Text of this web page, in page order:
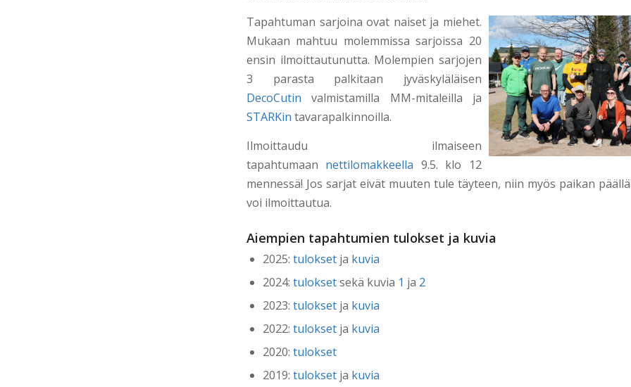
Tapahtuman sarjoina ovat naiset ja miehet.
Mukaan mahtuu molemmissa sarjoissa 20
ensin ilmoittautunutta. Molempien sarjojen
3 parasta palkitaan jyväskyläläisen
DecoCutin valmistamilla MM-mitaleilla ja
STARKin tavarapalkinnoilla.
Ilmoittaudu ilmaiseen
tapahtumaan nettilomakkeella 9.5. klo 12
mennessä! Jos sarjat eivät muuten tule täyteen, niin myös paikan
voi ilmoittautua.
Aiempien tapahtumien tulokset ja kuvia
2025:tulokset ja kuvia
2024:tuloksetsekä kuvia 1 ja 2
2023:tulokset ja kuvia
2022:tulokset ja kuvia
2020:tulokset
2019:tulokset ja kuvia